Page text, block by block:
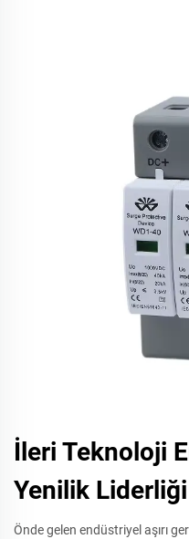
İleri Teknoloji
Yenilik Liderliği
Önde gelen endüstriyel aşırı